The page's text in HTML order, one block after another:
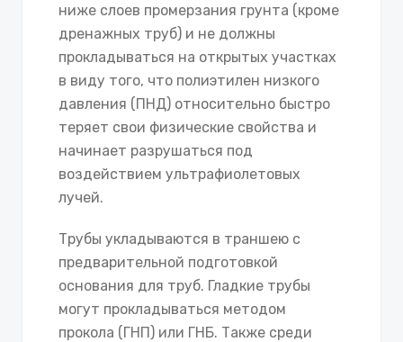
ниже слоев промерзания грунта (кроме
дренажных труб) и не должны
прокладываться на открытых участках
в виду того, что полиэтилен низкого
давления (ПНД) относительно быстро
теряет свои физические свойства и
начинает разрушаться под
воздействием ультрафиолетовых
лучей.
Трубы укладываются в траншею с
предварительной подготовкой
основания для труб. Гладкие трубы
могут прокладываться методом
прокола (ГНП) или ГНБ. Также среди